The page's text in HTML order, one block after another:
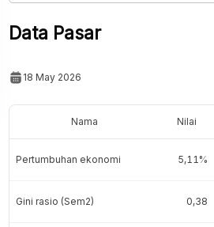
Data Pasar
18 May 2026
Nama Nilai
Pertumbuhan ekonomi 5,11%
Gini rasio (Sem2) 0,38